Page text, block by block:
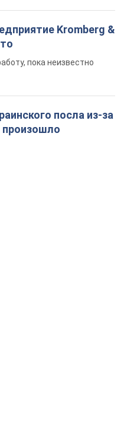
Kromberg &
пока неизвестно
посла из-за
произошло